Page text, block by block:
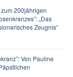
200jährigen
„Das
Zeugnis“
Von Pauline